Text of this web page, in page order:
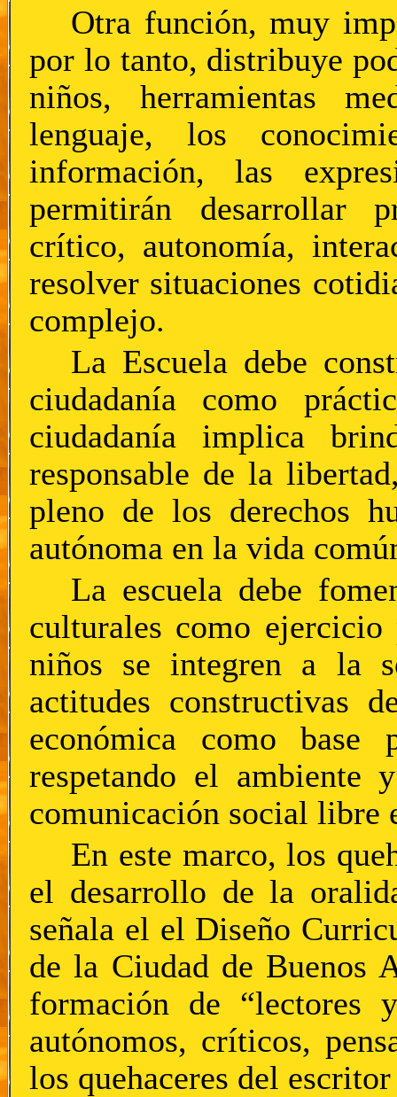
Otra función, muy
por lo tanto, distribuye
niños, herramientas
lenguaje, los
información, las
permitirán desarrollar
crítico, autonomía,
resolver situaciones
complejo.
La Escuela debe
ciudadanía como
ciudadanía implica
responsable de la
pleno de los derechos
autónoma en la vida
La escuela debe
culturales como ejercicio
niños se integren a la
actitudes constructivas
económica como base
respetando el ambiente
comunicación social libre
En este marco, los
el desarrollo de la
señala el el Diseño
de la Ciudad de Buenos
formación de “lectores
autónomos, críticos,
los quehaceres del